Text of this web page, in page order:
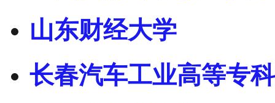
山东财经大学
长春汽车工业高等专